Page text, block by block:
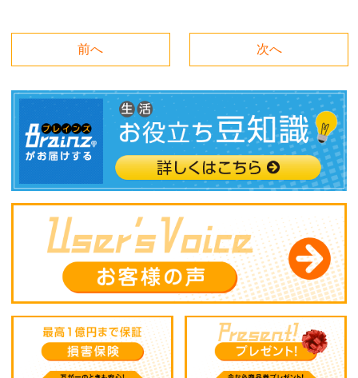
前へ 次へ